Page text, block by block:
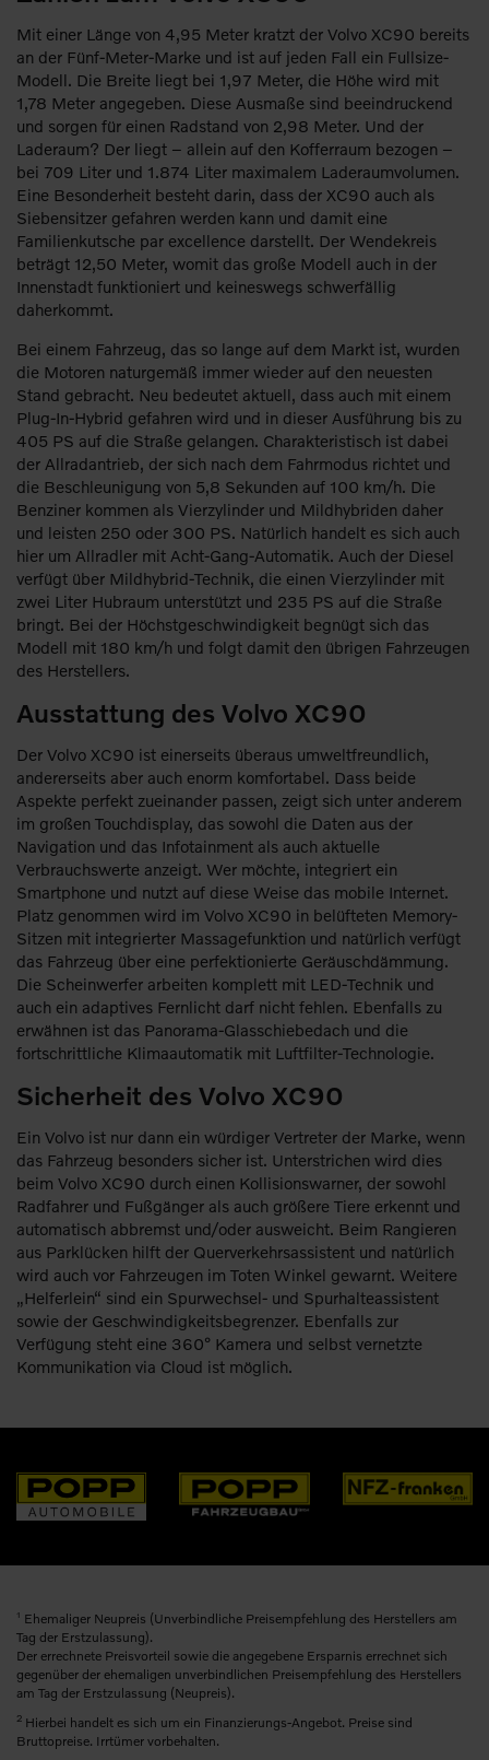
Mit einer Länge von 4,95 Meter kratzt der Volvo XC90 bereits
an der Fünf-Meter-Marke und ist auf jeden Fall ein Fullsize-
Modell. Die Breite liegt bei 1,97 Meter, die Höhe wird mit
1,78 Meter angegeben. Diese Ausmaße sind beeindruckend
und sorgen für einen Radstand von 2,98 Meter. Und der
Laderaum? Der liegt – allein auf den Kofferraum bezogen –
bei 709 Liter und 1.874 Liter maximalem Laderaumvolumen.
Eine Besonderheit besteht darin, dass der XC90 auch als
Siebensitzer gefahren werden kann und damit eine
Familienkutsche par excellence darstellt. Der Wendekreis
beträgt 12,50 Meter, womit das große Modell auch in der
Innenstadt funktioniert und keineswegs schwerfällig
daherkommt.
Bei einem Fahrzeug, das so lange auf dem Markt ist, wurden
die Motoren naturgemäß immer wieder auf den neuesten
Stand gebracht. Neu bedeutet aktuell, dass auch mit einem
Plug-In-Hybrid gefahren wird und in dieser Ausführung bis zu
405 PS auf die Straße gelangen. Charakteristisch ist dabei
der Allradantrieb, der sich nach dem Fahrmodus richtet und
die Beschleunigung von 5,8 Sekunden auf 100 km/h. Die
Benziner kommen als Vierzylinder und Mildhybriden daher
und leisten 250 oder 300 PS. Natürlich handelt es sich auch
hier um Allradler mit Acht-Gang-Automatik. Auch der Diesel
verfügt über Mildhybrid-Technik, die einen Vierzylinder mit
zwei Liter Hubraum unterstützt und 235 PS auf die Straße
bringt. Bei der Höchstgeschwindigkeit begnügt sich das
Modell mit 180 km/h und folgt damit den übrigen Fahrzeugen
des Herstellers.
Ausstattung des Volvo XC90
Der Volvo XC90 ist einerseits überaus umweltfreundlich,
andererseits aber auch enorm komfortabel. Dass beide
Aspekte perfekt zueinander passen, zeigt sich unter anderem
im großen Touchdisplay, das sowohl die Daten aus der
Navigation und das Infotainment als auch aktuelle
Verbrauchswerte anzeigt. Wer möchte, integriert ein
Smartphone und nutzt auf diese Weise das mobile Internet.
Platz genommen wird im Volvo XC90 in belüfteten Memory-
Sitzen mit integrierter Massagefunktion und natürlich verfügt
das Fahrzeug über eine perfektionierte Geräuschdämmung.
Die Scheinwerfer arbeiten komplett mit LED-Technik und
auch ein adaptives Fernlicht darf nicht fehlen. Ebenfalls zu
erwähnen ist das Panorama-Glasschiebedach und die
fortschrittliche Klimaautomatik mit Luftfilter-Technologie.
Sicherheit des Volvo XC90
Ein Volvo ist nur dann ein würdiger Vertreter der Marke, wenn
das Fahrzeug besonders sicher ist. Unterstrichen wird dies
beim Volvo XC90 durch einen Kollisionswarner, der sowohl
Radfahrer und Fußgänger als auch größere Tiere erkennt und
automatisch abbremst und/oder ausweicht. Beim Rangieren
aus Parklücken hilft der Querverkehrsassistent und natürlich
wird auch vor Fahrzeugen im Toten Winkel gewarnt. Weitere
„Helferlein“ sind ein Spurwechsel- und Spurhalteassistent
sowie der Geschwindigkeitsbegrenzer. Ebenfalls zur
Verfügung steht eine 360° Kamera und selbst vernetzte
Kommunikation via Cloud ist möglich.
1 Ehemaliger Neupreis (Unverbindliche Preisempfehlung des Herstellers am
Tag der Erstzulassung).
Der errechnete Preisvorteil sowie die angegebene Ersparnis errechnet sich
gegenüber der ehemaligen unverbindlichen Preisempfehlung des Herstellers
am Tag der Erstzulassung (Neupreis).
2 Hierbei handelt es sich um ein Finanzierungs-Angebot. Preise sind
Bruttopreise. Irrtümer vorbehalten.